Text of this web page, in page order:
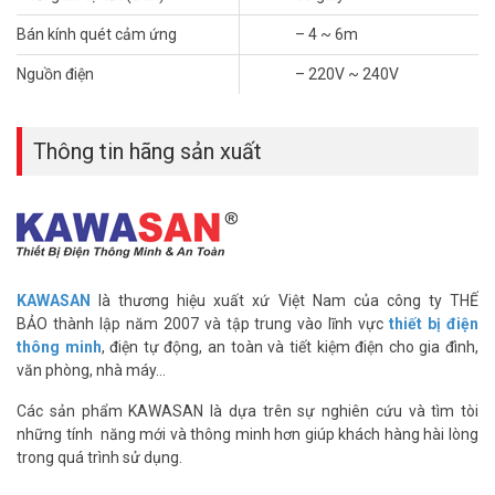
– Xuất xứ: Việt Nam
– Bảo hành: 12 tháng
Hướng dẫn sử dụng:
Khi trời tối nếu có người di chuyển trong khu vực quét cảm ứng, lập
báo động khi có người đột nhập còi báo sử dụng điện áp 220v).
ứng mở đèn cho tủ nhà bếp, tủ quần áo, gắn trần nhà vệ sinh…) sau
đó cấp điện cho cảm ứng chờ khởi động cảm ứng làm việc …
Lưu ý:
– Không lắp đặt thiết bị gần vật cản làm che mắt cảm ứng.
– Tránh đặt thiết bị ở những nơi có nhiệt độ môi trường cao ví dụ
như điều hòa, lò sưởi ấm….
bị.
– Để tránh hư hỏng không mong muốn của sản phẩm bạn nên lắp
thêm cầu chì hoặc thiết bị bảo vệ an toàn khác.
Bán kính quét cảm ứng – 4 ~ 6m
Nguồn điện – 220V ~ 240V
Thông tin hãng sản xuất
KAWASAN là thương hiệu xuất xứ Việt Nam của công ty THẾ
BẢO thành lập năm 2007 và tập trung vào lĩnh vựcthiết bị điện
thông minh, điện tự động, an toàn và tiết kiệm điện cho gia đình,
văn phòng, nhà máy…
Các sản phẩm KAWASAN là dựa trên sự nghiên cứu và tìm tòi
những tính năng mới và thông minh hơn giúp khách hàng hài lòng
trong quá trình sử dụng.